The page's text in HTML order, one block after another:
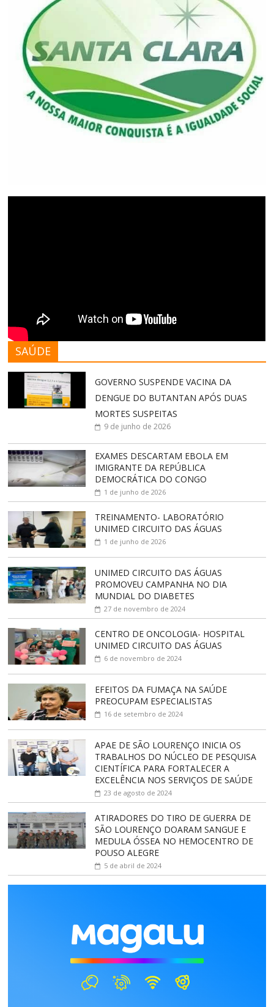
SAÚDE
GOVERNO SUSPENDE VACINA DA
DENGUE DO BUTANTAN APÓS DUAS
MORTES SUSPEITAS
9 de junho de 2026
EXAMES DESCARTAM EBOLA EM
IMIGRANTE DA REPÚBLICA
DEMOCRÁTICA DO CONGO
1 de junho de 2026
TREINAMENTO- LABORATÓRIO
UNIMED CIRCUITO DAS ÁGUAS
1 de junho de 2026
UNIMED CIRCUITO DAS ÁGUAS
PROMOVEU CAMPANHA NO DIA
MUNDIAL DO DIABETES
27 de novembro de 2024
CENTRO DE ONCOLOGIA- HOSPITAL
UNIMED CIRCUITO DAS ÁGUAS
6 de novembro de 2024
EFEITOS DA FUMAÇA NA SAÚDE
PREOCUPAM ESPECIALISTAS
16 de setembro de 2024
APAE DE SÃO LOURENÇO INICIA OS
TRABALHOS DO NÚCLEO DE PESQUISA
CIENTÍFICA PARA FORTALECER A
EXCELÊNCIA NOS SERVIÇOS DE SAÚDE
23 de agosto de 2024
ATIRADORES DO TIRO DE GUERRA DE
SÃO LOURENÇO DOARAM SANGUE E
MEDULA ÓSSEA NO HEMOCENTRO DE
POUSO ALEGRE
5 de abril de 2024